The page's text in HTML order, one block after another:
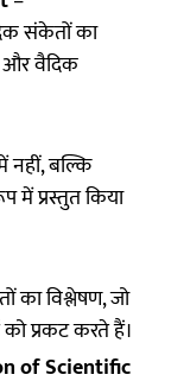
संकेतों का
वैदिक
बल्कि
में प्रस्तुत किया
का विश्लेषण, जो
को प्रकट करते हैं।
of Scientific